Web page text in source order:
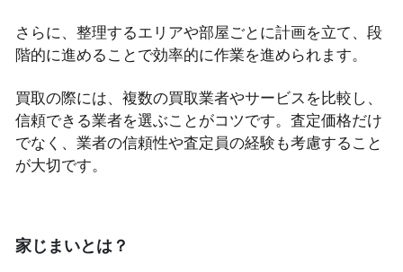
さらに、整理するエリアや部屋ごとに計画を立て、段
階的に進めることで効率的に作業を進められます。
買取の際には、複数の買取業者やサービスを比較し、
信頼できる業者を選ぶことがコツです。査定価格だけ
でなく、業者の信頼性や査定員の経験も考慮すること
が大切です。
家じまいとは？